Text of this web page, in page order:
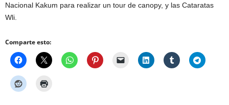
Nacional Kakum para realizar un tour de canopy, y las Cataratas
Wli.
Comparte esto: